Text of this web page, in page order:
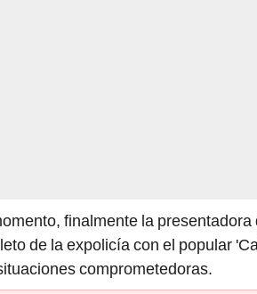
finalmente la
de la expolicía con el popular
comprometedoras.